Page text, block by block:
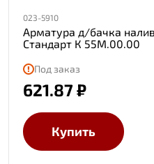
023-5910
Арматура д/бачка
Стандарт К 55М.00.00
Под заказ
621.87 ₽
Купить